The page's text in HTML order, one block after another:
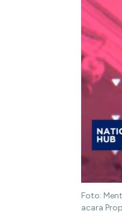
Foto:
acara